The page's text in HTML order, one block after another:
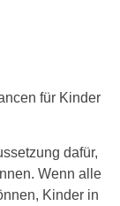
für Kinder
dafür,
Wenn alle
Kinder in